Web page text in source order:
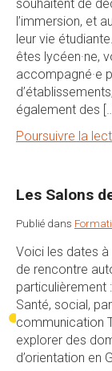
souhaitent de
l’immersion, et
leur vie
êtes lycéen·ne,
accompagné·e
également des
Poursuivre la
Les Salons
Publié dans
Voici les dates
de rencontre
particulièrement
Santé, social,
communication
explorer des
d’orientation en